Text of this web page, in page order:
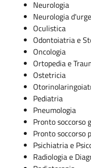
Neurologia
Neurologia
Oculistica
Odontoiatria e
Oncologia
Ortopedia e
Ostetricia
Pediatria
Pneumologia
Pronto soccorso
Pronto soccorso
Psichiatria e
Radiologia e